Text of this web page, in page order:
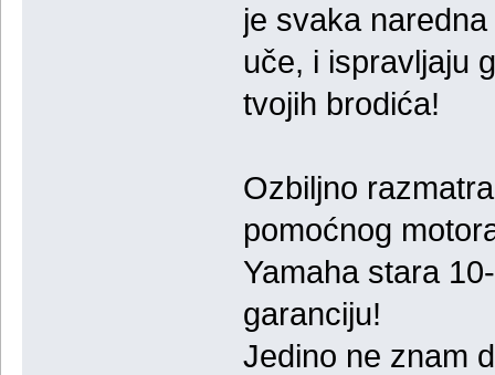
je svaka
uče, i ispravljaju
tvojih brodića!
Ozbiljno
pomoćnog
Yamaha stara
garanciju!
Jedino ne znam